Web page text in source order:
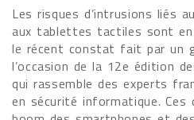
Les risques d’intrusions liés
aux tablettes tactiles sont en
le récent constat fait par un
l’occasion de la 12e édition
qui rassemble des experts
en sécurité informatique.